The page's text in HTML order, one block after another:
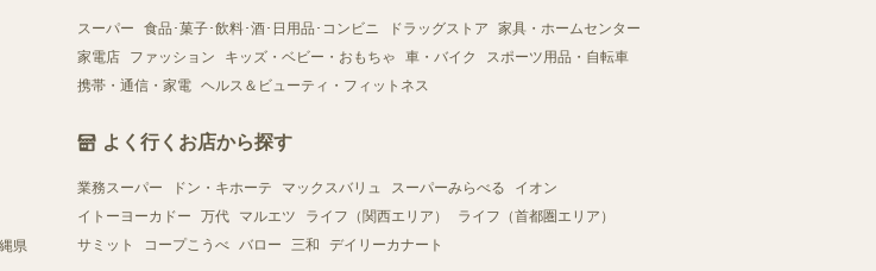
県
スーパー 食品･菓子･飲料･酒･日用品･コンビニ ドラッグストア
家具・ホームセンター
家電店
ファッション キッズ・ベビー・おもちゃ 車・バイク
スポーツ用品・自転車
携帯・通信・家電 ヘルス＆ビューティ・フィットネス
よく行くお店から探す
業務スーパー ドン・キホーテ マックスバリュ スーパーみらべる
イオン
イトーヨーカドー
万代 マルエツ ライフ（関西エリア）
ライフ（首都圏エリア）
サミット
コープこうべ バロー 三和 デイリーカナート